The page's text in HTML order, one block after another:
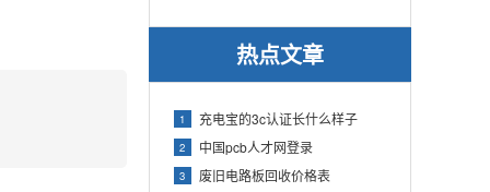
热点文章
1 充电宝的3c认证长什么样子
2 中国pcb人才网登录
3 废旧电路板回收价格表